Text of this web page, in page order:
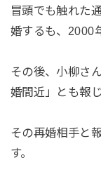
冒頭でも触れた
婚するも、2000
その後、小柳さ
婚間近」とも報
その再婚相手と
す。